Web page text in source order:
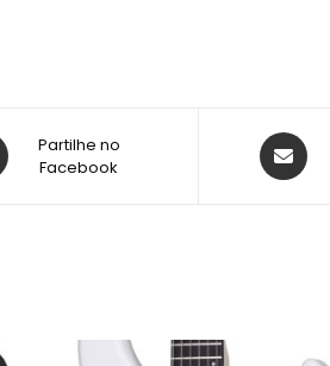
Partilhe no
Facebook